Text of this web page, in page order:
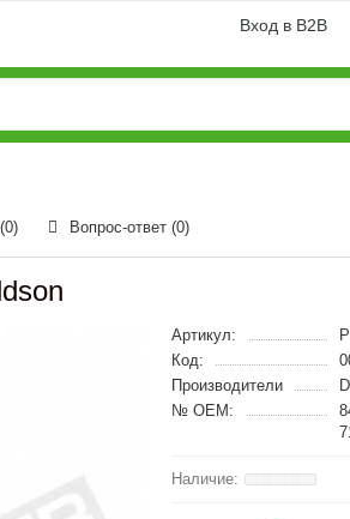
Вход в B2B
Вопрос-ответ (0)
Артикул:
Код:
Производители
№ OEM: